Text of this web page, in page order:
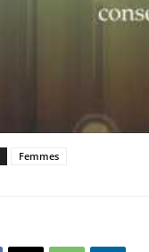
Femmes